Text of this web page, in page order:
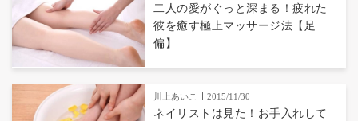
二人の愛がぐっと深まる！疲れた
彼を癒す極上マッサージ法【足
偏】
川上あいこ 2015/11/30
ネイリストは見た！お手入れして